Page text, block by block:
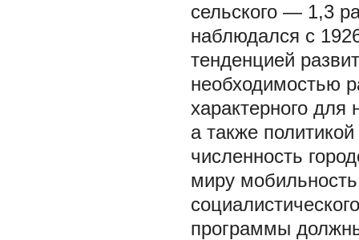
сельского — 1,3
наблюдался с
тенденцией
необходимостью
характерного для
а также
численность
миру
программы